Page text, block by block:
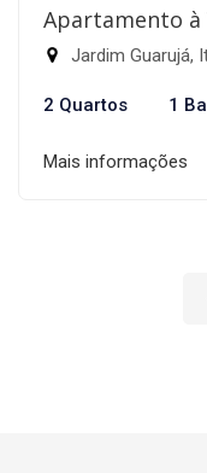
Apartamento à
Jardim Guarujá,
2 Quartos 1
Mais informações